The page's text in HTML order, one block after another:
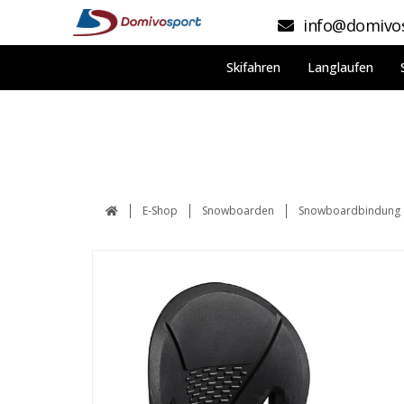
Skifahren Langlaufen
E-Shop Snowboarden Snowboardbindung